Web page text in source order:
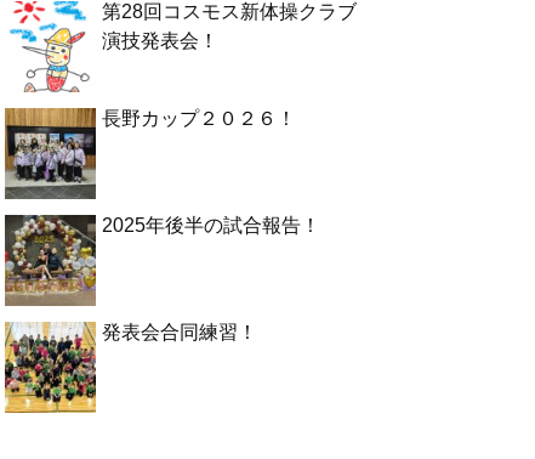
第28回コスモス新体操クラブ
演技発表会！
長野カップ２０２６！
2025年後半の試合報告！
発表会合同練習！